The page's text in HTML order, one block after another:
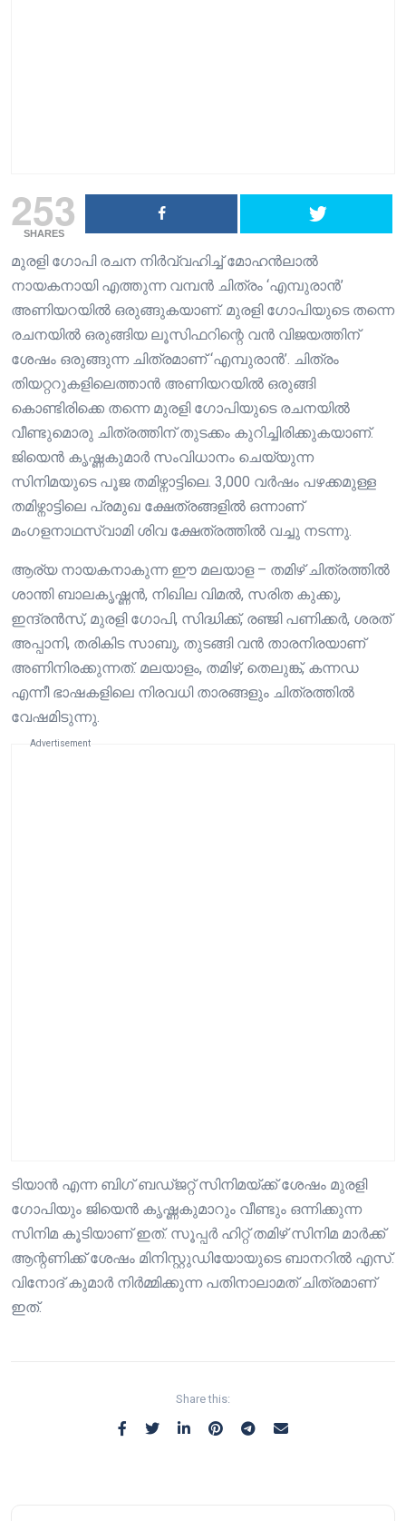
253
SHARES
മുരളി ഗോപി രചന നിർവ്വഹിച്ച് മോഹൻലാൽ
നായകനായി എത്തുന്ന വമ്പൻ ചിത്രം ‘എമ്പുരാൻ’
അണിയറയിൽ ഒരുങ്ങുകയാണ്. മുരളി ഗോപിയുടെ തന്നെ
രചനയിൽ ഒരുങ്ങിയ ലൂസിഫറിന്റെ വൻ വിജയത്തിന്
ശേഷം ഒരുങ്ങുന്ന ചിത്രമാണ് ‘എമ്പുരാൻ’. ചിത്രം
തിയറ്ററുകളിലെത്താൻ അണിയറയിൽ ഒരുങ്ങി
കൊണ്ടിരിക്കെ തന്നെ മുരളി ഗോപിയുടെ രചനയിൽ
വീണ്ടുമൊരു ചിത്രത്തിന് തുടക്കം കുറിച്ചിരിക്കുകയാണ്.
ജിയെൻ കൃഷ്ണകുമാർ സംവിധാനം ചെയ്യുന്ന
സിനിമയുടെ പൂജ തമിഴ്നാട്ടിലെ. 3,000 വർഷം പഴക്കമുള്ള
തമിഴ്നാട്ടിലെ പ്രമുഖ ക്ഷേത്രങ്ങളിൽ ഒന്നാണ്
മംഗളനാഥസ്വാമി ശിവ ക്ഷേത്രത്തിൽ വച്ചു നടന്നു.
ആര്യ നായകനാകുന്ന ഈ മലയാള – തമിഴ് ചിത്രത്തിൽ
ശാന്തി ബാലകൃഷ്ണൻ, നിഖില വിമൽ, സരിത കുക്കു,
ഇന്ദ്രൻസ്, മുരളി ഗോപി, സിദ്ധിക്ക്, രഞ്ജി പണിക്കർ, ശരത്
അപ്പാനി, തരികിട സാബു, തുടങ്ങി വൻ താരനിരയാണ്
അണിനിരക്കുന്നത്. മലയാളം, തമിഴ്, തെലുങ്ക്, കന്നഡ
എന്നീ ഭാഷകളിലെ നിരവധി താരങ്ങളും ചിത്രത്തിൽ
വേഷമിടുന്നു.
Advertisement
ടിയാൻ എന്ന ബിഗ് ബഡ്ജറ്റ് സിനിമയ്ക്ക് ശേഷം മുരളി
ഗോപിയും ജിയെൻ കൃഷ്ണകുമാറും വീണ്ടും ഒന്നിക്കുന്ന
സിനിമ കൂടിയാണ് ഇത്. സൂപ്പർ ഹിറ്റ് തമിഴ് സിനിമ മാർക്ക്
ആന്റണിക്ക് ശേഷം മിനിസ്റ്റുഡിയോയുടെ ബാനറിൽ എസ്.
വിനോദ് കുമാർ നിർമ്മിക്കുന്ന പതിനാലാമത് ചിത്രമാണ്
ഇത്.
Share this: